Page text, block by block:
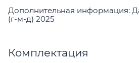
Дополнительная информация:
(г-м-д) 2025
Комплектация